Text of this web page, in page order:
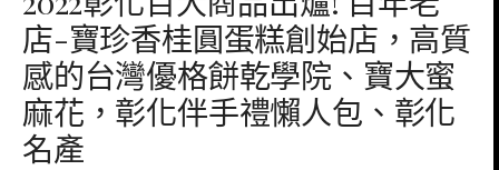
店-寶珍香桂圓蛋糕創始店，高質
感的台灣優格餅乾學院、寶大蜜
麻花，彰化伴手禮懶人包、彰化
名產